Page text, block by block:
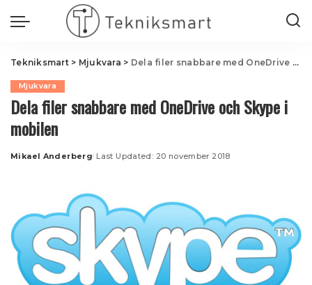
Tekniksmart> Mjukvara > Dela filer snabbare med OneDrive och Skype i mobilen
Mjukvara
Dela filer snabbare med OneDrive och Skype i
mobilen
Posted
Mikael Anderberg Last Updated: 20 november 2018